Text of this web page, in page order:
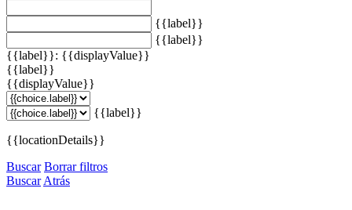
{{label}}
{{label}}
{{label}}: {{displayValue}}
{{label}}
{{displayValue}}
{{label}}
{{locationDetails}}
Buscar Borrar filtros
Buscar Atrás